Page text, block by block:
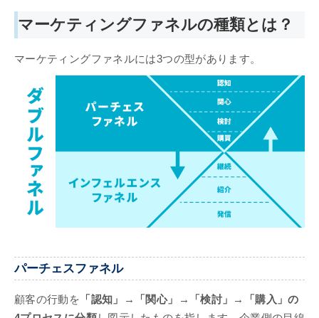
マーケティングファネルの種類とは？
マーケティングファネルには3つの型があります。
パーチェスファネル
顧客の行動を 「認知」→「関心」→「検討」→「購入」の